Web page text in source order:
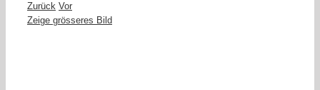
Zurück Vor
Zeige grösseres Bild